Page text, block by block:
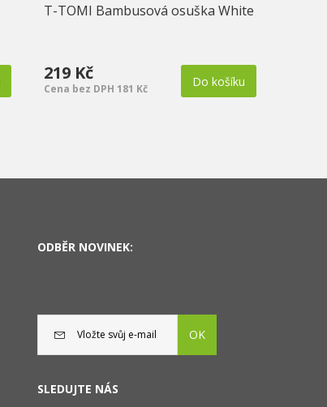
T-TOMI Bambusová osuška White
219 Kč
Cena bez DPH 181 Kč Do košíku
ODBĚR NOVINEK:
OK
SLEDUJTE NÁS